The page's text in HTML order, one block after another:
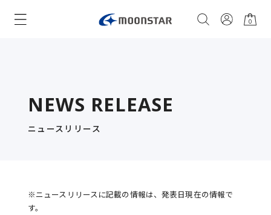
0
NEWS RELEASE
ニュースリリース
※ニュースリリースに記載の情報は、発表日現在の情報で
す。